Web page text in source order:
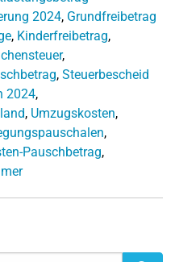
2024, Grundfreibetrag
, Kinderfreibetrag,
,
, Steuerbescheid
2024,
, Umzugskosten,
,
Pauschbetrag,